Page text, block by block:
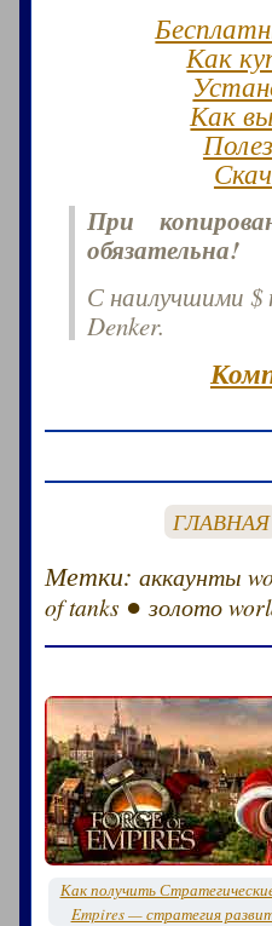
Как
Как
При
обязательна!
С наилучшими
Denker.
ГЛАВНАЯ
Метки:аккаунты
of tanks ●золото
Как получить
Empires — стратегия